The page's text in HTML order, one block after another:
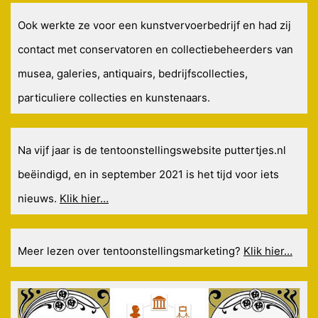
Ook werkte ze voor een kunstvervoerbedrijf en had zij
contact met conservatoren en collectiebeheerders van
musea, galeries, antiquairs, bedrijfscollecties,
particuliere collecties en kunstenaars.
Na vijf jaar is de tentoonstellingswebsite puttertjes.nl
beëindigd, en in september 2021 is het tijd voor iets
nieuws. Klik hier…
Meer lezen over tentoonstellingsmarketing? Klik hier…